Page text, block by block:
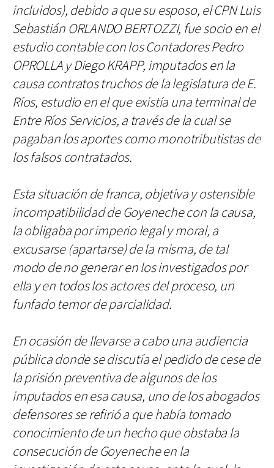
incluidos), debido a que su esposo, el CPN Luis
Sebastián ORLANDO BERTOZZI, fue socio en el
estudio contable con los Contadores Pedro
OPROLLA y Diego KRAPP, imputados en la
causa contratos truchos de la legislatura de E.
Ríos, estudio en el que existía una terminal de
Entre Ríos Servicios, a través de la cual se
pagaban los aportes como monotributistas de
los falsos contratados.
Esta situación de franca, objetiva y ostensible
incompatibilidad de Goyeneche con la causa,
la obligaba por imperio legal y moral, a
excusarse (apartarse) de la misma, de tal
modo de no generar en los investigados por
ella y en todos los actores del proceso, un
funfado temor de parcialidad.
En ocasión de llevarse a cabo una audiencia
pública donde se discutía el pedido de cese de
la prisión preventiva de algunos de los
imputados en esa causa, uno de los abogados
defensores se refirió a que había tomado
conocimiento de un hecho que obstaba la
consecución de Goyeneche en la